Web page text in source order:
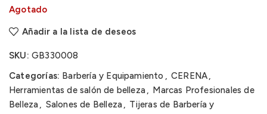
Agotado
Añadir a la lista de deseos
SKU: GB330008
Categorías: Barbería y Equipamiento , CERENA,
Herramientas de salón de belleza, Marcas Profesionales de
Belleza, Salones de Belleza, Tijeras de Barbería y